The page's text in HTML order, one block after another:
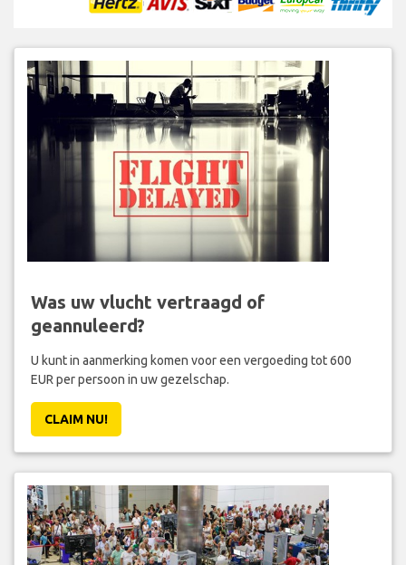
Was uw vlucht vertraagd of
geannuleerd?
U kunt in aanmerking komen voor een vergoeding tot 600
EUR per persoon in uw gezelschap.
CLAIM NU!